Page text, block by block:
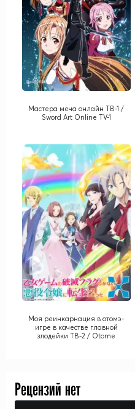
Мастера меча онлайн ТВ-1 /
Sword Art Online TV-1
Моя реинкарнация в отомэ-
игре в качестве главной
злодейки ТВ-2 / Otome
Рецензий нет